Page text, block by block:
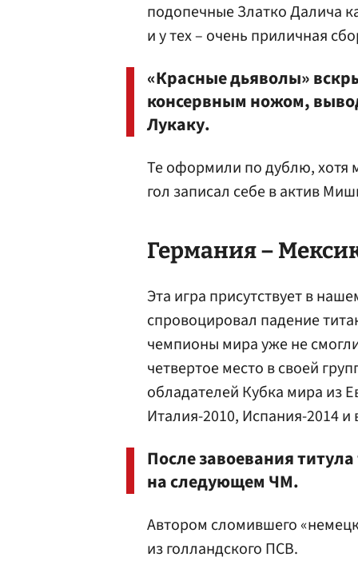
подопечные Златко Далича
и у тех – очень приличная
«Красные дьяволы»
консервным ножом,
Лукаку.
Те оформили по дублю, хотя
гол записал себе в актив
Германия –
Эта игра присутствует в
спровоцировал падение
чемпионы мира уже не
четвертое место в своей
обладателей Кубка мира из
Италия-2010, Испания-2014 и
После завоевания
на следующем ЧМ.
Автором сломившего
из голландского ПСВ.